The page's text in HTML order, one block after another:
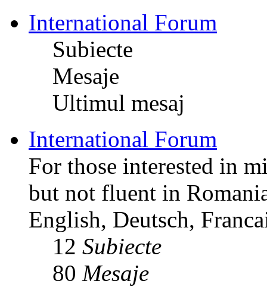
International Forum
Subiecte
Mesaje
Ultimul mesaj
International Forum
For those interested in
but not fluent in
English, Deutsch,
12 Subiecte
80 Mesaje